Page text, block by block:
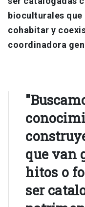
bioculturales que
cohabitar y
coordinadora
que van
hitos o
ser